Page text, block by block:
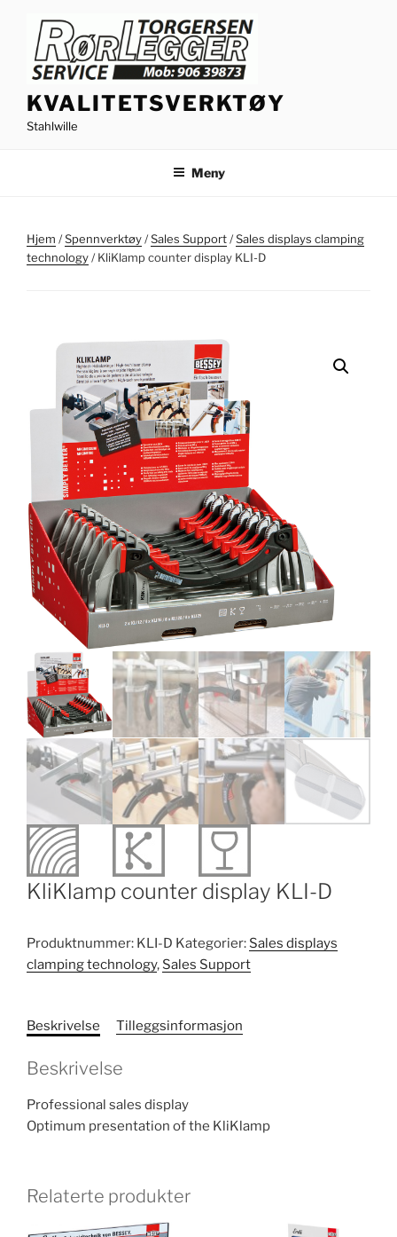
innhold
KVALITETSVERKTØY
Stahlwille
Meny
Hjem /Spennverktøy/Sales Support/Sales displays clamping
technology/ KliKlamp counter display KLI-D
KliKlamp counter display KLI-D
Produktnummer: KLI-D Kategorier: Sales displays
clamping technology, Sales Support
Beskrivelse Tilleggsinformasjon
Beskrivelse
Professional sales display
Optimum presentation of the KliKlamp
Relaterte produkter